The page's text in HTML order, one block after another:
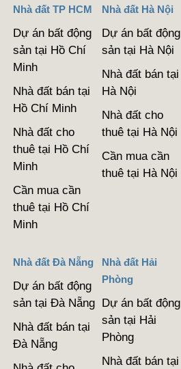
Nhà đất TP HCM
Dự án bất động
sản tại Hồ Chí
Minh
Nhà đất bán tại
Hồ Chí Minh
Nhà đất cho
thuê tại Hồ Chí
Minh
Cần mua cần
thuê tại Hồ Chí
Minh
Nhà đất Hà Nội
Dự án bất động
sản tại Hà Nội
Nhà đất bán tại
Hà Nội
Nhà đất cho
thuê tại Hà Nội
Cần mua cần
thuê tại Hà Nội
Nhà đất Đà Nẵng
Dự án bất động
sản tại Đà Nẵng
Nhà đất bán tại
Đà Nẵng
Nhà đất Hải
Phòng
Dự án bất động
sản tại Hải
Phòng
Nhà đất bán tại